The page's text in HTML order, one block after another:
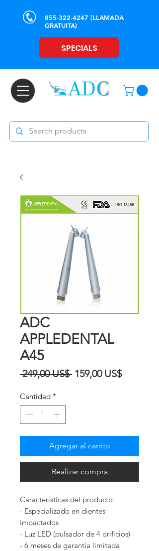
855-322-4247 (LLAMADA
GRATUITA)
SPECIALS
ADC
APPLEDENTAL
A45
249,00 US$ Precio
159,00 US$Precio
Cantidad *
Agregar al carrito
Realizar compra
Características del producto:
- Especializado en dientes
impactados
- Luz LED (pulsador de 4 orificios)
- 6 meses de garantía limitada